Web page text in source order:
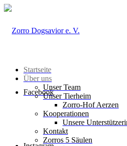
Facebook
Startseite
Über uns
Unser Team
Unser Tierheim
Zorro-Hof Aerzen
Kooperationen
Unsere
Kontakt
Zorros 5 Säulen